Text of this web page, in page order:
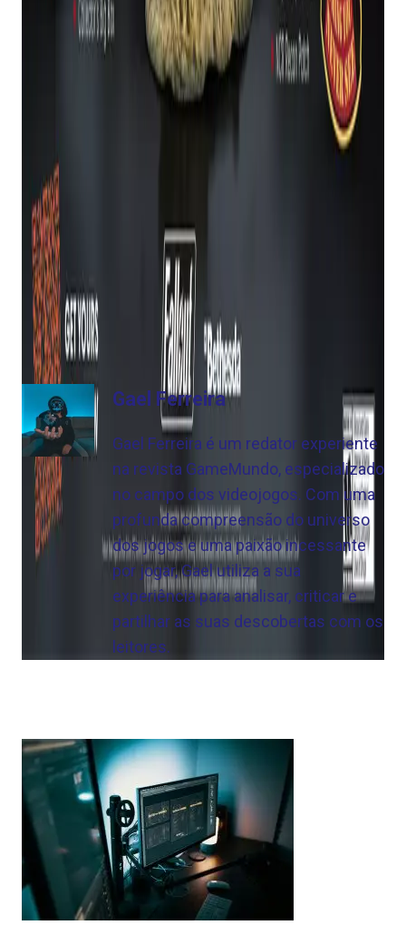
“160 por um jogo de três dólares e um brinquedo
de sete polegadas”, escreveu o usuário do Reddit
Não consigo ver este voando das prateleiras.
Se você deseja possuir este lançamento – e sem
dúvida ele se tornará um item de colecionador
cobiçado – você só pode fazer uma pré-
encomenda por enquanto.
Os produtos não devem ser enviados até junho de
2026.
Gael Ferreira
Gael Ferreira é um redator experiente
na revista GameMundo, especializado
no campo dos videojogos. Com uma
profunda compreensão do universo
dos jogos e uma paixão incessante
por jogar, Gael utiliza a sua
experiência para analisar, criticar e
partilhar as suas descobertas com os
leitores.